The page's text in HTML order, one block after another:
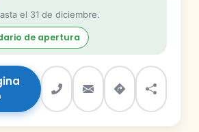
el 31 de diciembre.
de apertura